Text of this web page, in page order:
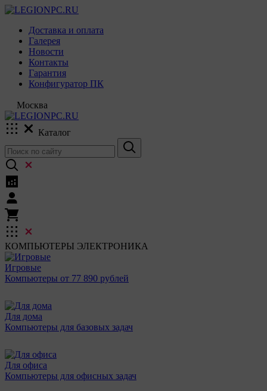
Доставка и оплата
Галерея
Новости
Контакты
Гарантия
Конфигуратор ПК
Москва
Каталог
КОМПЬЮТЕРЫ ЭЛЕКТРОНИКА
Игровые
Компьютеры от 77 890 рублей
Для дома
Компьютеры для базовых задач
Для офиса
Компьютеры для офисных задач